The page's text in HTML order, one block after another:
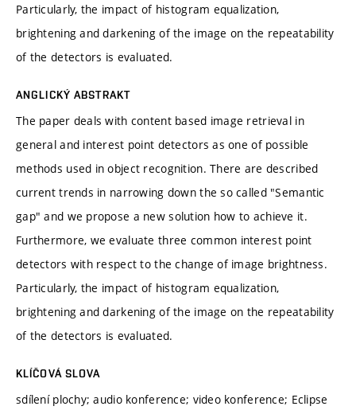
Particularly, the impact of histogram equalization,
brightening and darkening of the image on the repeatability
of the detectors is evaluated.
ANGLICKÝ ABSTRAKT
The paper deals with content based image retrieval in
general and interest point detectors as one of possible
methods used in object recognition. There are described
current trends in narrowing down the so called "Semantic
gap" and we propose a new solution how to achieve it.
Furthermore, we evaluate three common interest point
detectors with respect to the change of image brightness.
Particularly, the impact of histogram equalization,
brightening and darkening of the image on the repeatability
of the detectors is evaluated.
KLÍČOVÁ SLOVA
sdílení plochy; audio konference; video konference; Eclipse